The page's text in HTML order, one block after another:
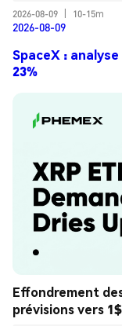
2026-08-09
10-15m
2026-08-09
SpaceX :
23%
Effondrement
prévisions vers 1$